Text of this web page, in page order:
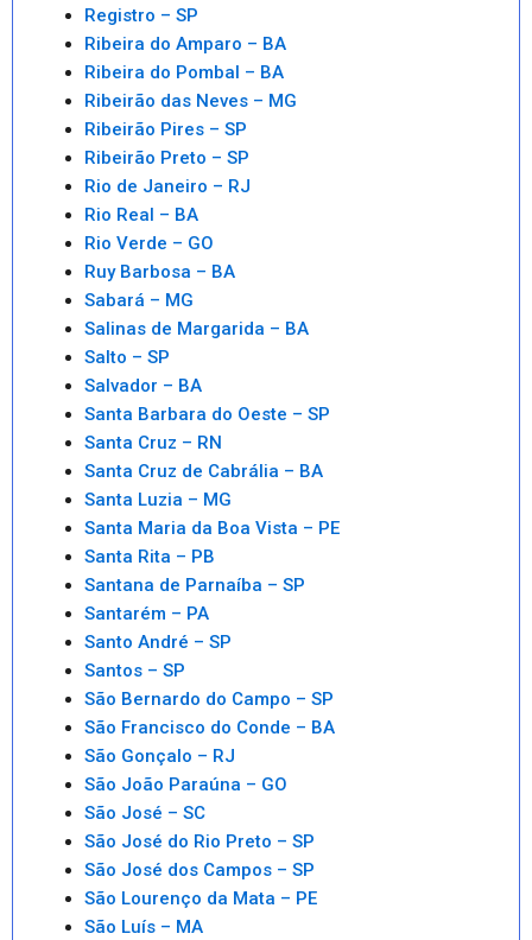
Registro – SP
Ribeira do Amparo – BA
Ribeira do Pombal – BA
Ribeirão das Neves – MG
Ribeirão Pires – SP
Ribeirão Preto – SP
Rio de Janeiro – RJ
Rio Real – BA
Rio Verde – GO
Ruy Barbosa – BA
Sabará – MG
Salinas de Margarida – BA
Salto – SP
Salvador – BA
Santa Barbara do Oeste – SP
Santa Cruz – RN
Santa Cruz de Cabrália – BA
Santa Luzia – MG
Santa Maria da Boa Vista – PE
Santa Rita – PB
Santana de Parnaíba – SP
Santarém – PA
Santo André – SP
Santos – SP
São Bernardo do Campo – SP
São Francisco do Conde – BA
São Gonçalo – RJ
São João Paraúna – GO
São José – SC
São José do Rio Preto – SP
São José dos Campos – SP
São Lourenço da Mata – PE
São Luís – MA